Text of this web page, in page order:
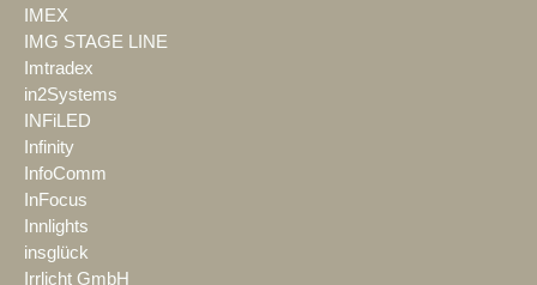
IMEX
IMG STAGE LINE
Imtradex
in2Systems
INFiLED
Infinity
InfoComm
InFocus
Innlights
insglück
Irrlicht GmbH